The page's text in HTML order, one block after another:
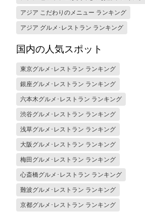
アジア こだわりのメニュー ランキング
アジア グルメ･レストラン ランキング
国内の人気スポット
東京グルメ･レストラン ランキング
銀座グルメ･レストラン ランキング
六本木グルメ･レストラン ランキング
渋谷グルメ･レストラン ランキング
浅草グルメ･レストラン ランキング
大阪グルメ･レストラン ランキング
梅田グルメ･レストラン ランキング
心斎橋グルメ･レストラン ランキング
難波グルメ･レストラン ランキング
京都グルメ･レストラン ランキング